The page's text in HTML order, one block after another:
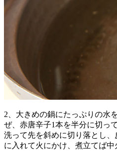
2、大きめの鍋にたっぷりの水
ぜ、赤唐辛子1本を半分に切っ
洗って先を斜めに切り落とし
に入れて火にかけ、煮立てば中